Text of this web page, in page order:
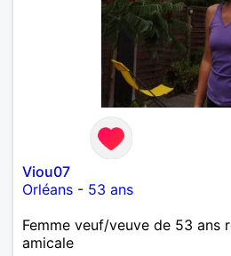
Viou07
Orléans - 53 ans
Femme veuf/veuve de 53 ans
amicale